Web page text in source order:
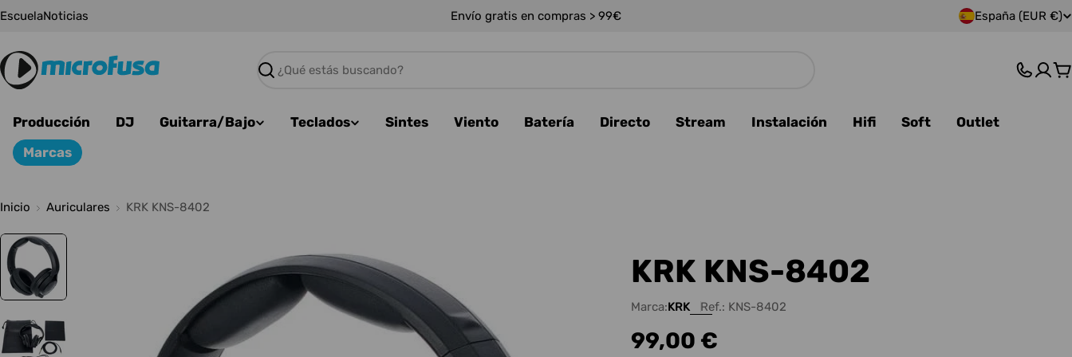
Saltar
EscuelaNoticias Envío gratis en compras > 99€
P
s
España (EUR €)
Buscar
Producción DJ Guitarra/Bajo Teclados Sintes Viento Batería Directo Stream Instalación Hifi Soft
Outlet
Marcas
Inicio Auriculares KRK KNS-8402
KRK KNS-8402
Marca:KRK Ref.: KNS-8402
Precio
99,00 €